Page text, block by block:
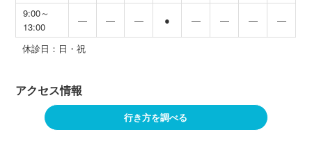
9:00～
13:00
― ― ― ● ― ― ― ―
休診日：日・祝
アクセス情報
行き方を調べる